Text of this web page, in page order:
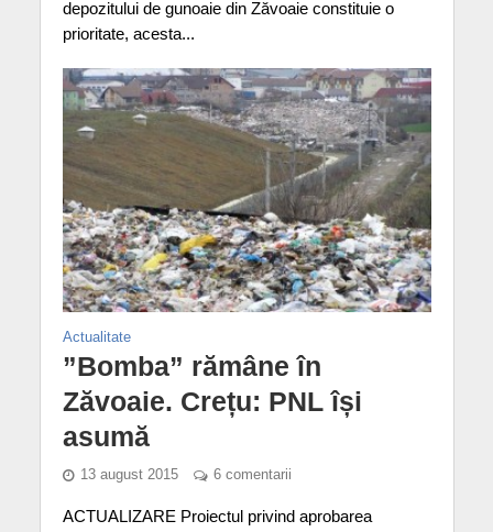
depozitului de gunoaie din Zăvoaie constituie o
prioritate, acesta...
Actualitate
”Bomba” rămâne în
Zăvoaie. Crețu: PNL își
asumă
13 august 2015 6 comentarii
ACTUALIZARE Proiectul privind aprobarea